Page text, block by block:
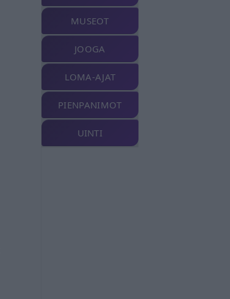
MUSEOT
JOOGA
LOMA-AJAT
PIENPANIMOT
UINTI